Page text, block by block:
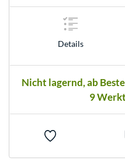
Details
Nicht lagernd, ab
9